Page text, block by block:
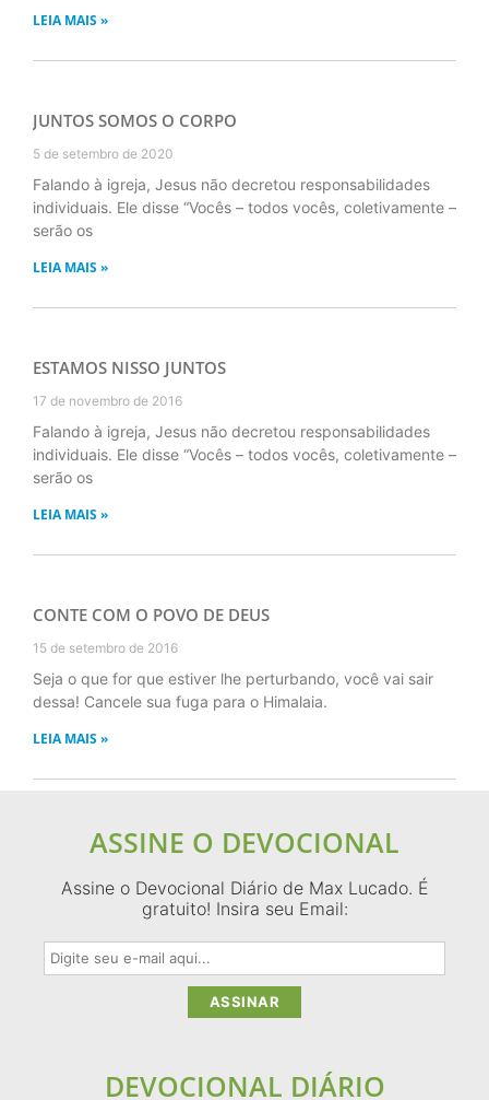
LEIA MAIS »
JUNTOS SOMOS O CORPO
5 de setembro de 2020
Falando à igreja, Jesus não decretou responsabilidades
individuais. Ele disse “Vocês – todos vocês, coletivamente –
serão os
LEIA MAIS »
ESTAMOS NISSO JUNTOS
17 de novembro de 2016
Falando à igreja, Jesus não decretou responsabilidades
individuais. Ele disse “Vocês – todos vocês, coletivamente –
serão os
LEIA MAIS »
CONTE COM O POVO DE DEUS
15 de setembro de 2016
Seja o que for que estiver lhe perturbando, você vai sair
dessa! Cancele sua fuga para o Himalaia.
LEIA MAIS »
ASSINE O DEVOCIONAL
Assine o Devocional Diário de Max Lucado. É
gratuito! Insira seu Email:
DEVOCIONAL DIÁRIO